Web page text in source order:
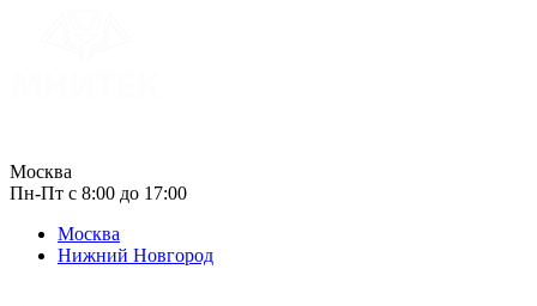
Москва
Пн-Пт с 8:00 до 17:00
Москва
Нижний Новгород